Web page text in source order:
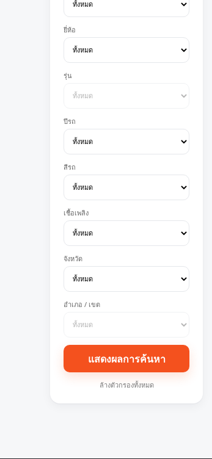
ยี่ห้อ
รุ่น
ปีรถ
สีรถ
เชื้อเพลิง
จังหวัด
อำเภอ / เขต
แสดงผลการค้นหา
ล้างตัวกรองทั้งหมด